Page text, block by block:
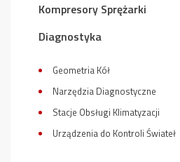
Kompresory Sprężarki
Diagnostyka
Geometria Kół
Narzędzia Diagnostyczne
Stacje Obsługi Klimatyzacji
Urządzenia do Kontroli Świateł